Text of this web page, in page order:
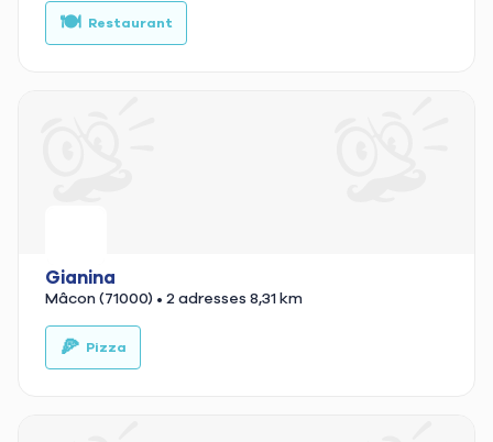
🍽️ Restaurant
Gianina
Mâcon (71000) • 2 adresses 8,31 km
🍕 Pizza